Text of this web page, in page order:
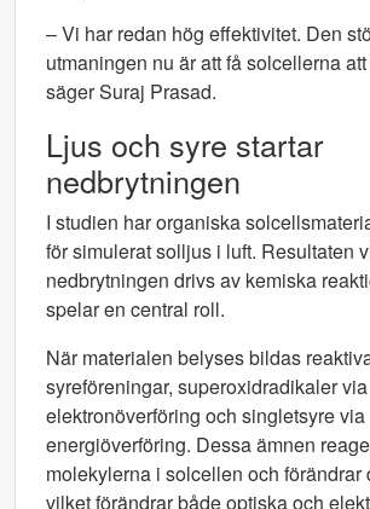
– Vi har redan hög effektivitet. Den
utmaningen nu är att få solcellerna
säger Suraj Prasad.
Ljus och syre startar
nedbrytningen
I studien har organiska
för simulerat solljus i luft. Resultaten
nedbrytningen drivs av kemiska
spelar en central roll.
När materialen belyses bildas
syreföreningar, superoxidradikaler via
elektronöverföring och singletsyre via
energiöverföring. Dessa ämnen
molekylerna i solcellen och förändrar
vilket förändrar både optiska och